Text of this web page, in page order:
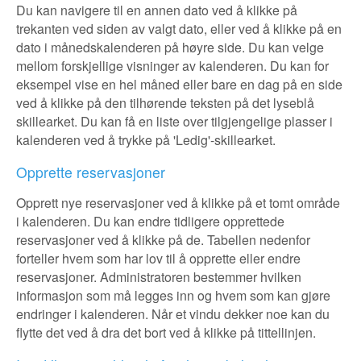
Du kan navigere til en annen dato ved å klikke på
trekanten ved siden av valgt dato, eller ved å klikke på en
dato i månedskalenderen på høyre side. Du kan velge
mellom forskjellige visninger av kalenderen. Du kan for
eksempel vise en hel måned eller bare en dag på en side
ved å klikke på den tilhørende teksten på det lyseblå
skillearket. Du kan få en liste over tilgjengelige plasser i
kalenderen ved å trykke på 'Ledig'-skillearket.
Opprette reservasjoner
Opprett nye reservasjoner ved å klikke på et tomt område
i kalenderen. Du kan endre tidligere opprettede
reservasjoner ved å klikke på de. Tabellen nedenfor
forteller hvem som har lov til å opprette eller endre
reservasjoner. Administratoren bestemmer hvilken
informasjon som må legges inn og hvem som kan gjøre
endringer i kalenderen. Når et vindu dekker noe kan du
flytte det ved å dra det bort ved å klikke på tittellinjen.